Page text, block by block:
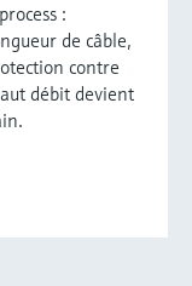
:
de câble,
contre
débit devient